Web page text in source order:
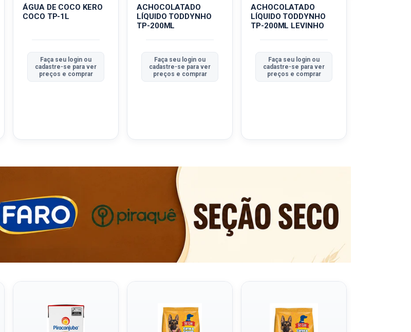
ÁGUA DE COCO KERO
COCO TP-1L
Faça seu login ou
cadastre-se para ver
preços e comprar
ACHOCOLATADO
LÍQUIDO TODDYNHO
TP-200ML
Faça seu login ou
cadastre-se para ver
preços e comprar
ACHOCOLATADO
LÍQUIDO TODDYNHO
TP-200ML LEVINHO
Faça seu login ou
cadastre-se para ver
preços e comprar